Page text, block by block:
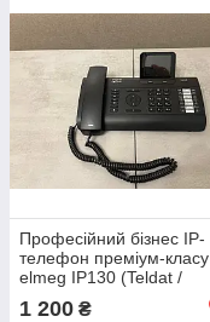
Професійний бізнес IP-
телефон преміум-класу
elmeg IP130 (Teldat /
1 200 ₴